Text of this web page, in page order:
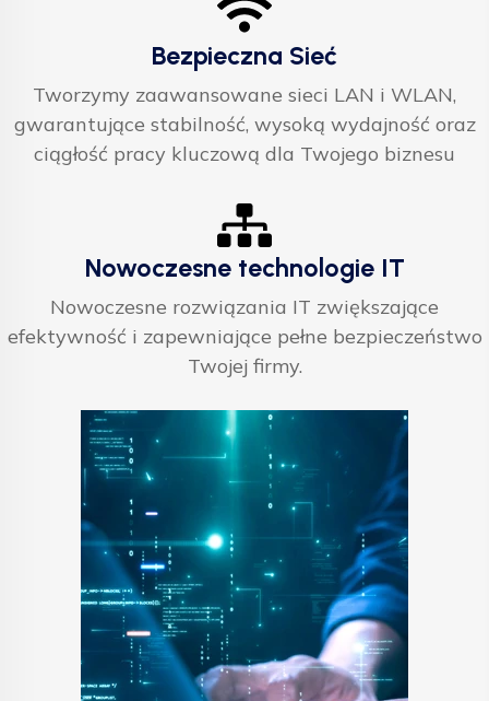
Bezpieczna Sieć
Tworzymy zaawansowane sieci LAN i WLAN,
gwarantujące stabilność, wysoką wydajność oraz
ciągłość pracy kluczową dla Twojego biznesu
Nowoczesne technologie IT
Nowoczesne rozwiązania IT zwiększające
efektywność i zapewniające pełne bezpieczeństwo
Twojej firmy.